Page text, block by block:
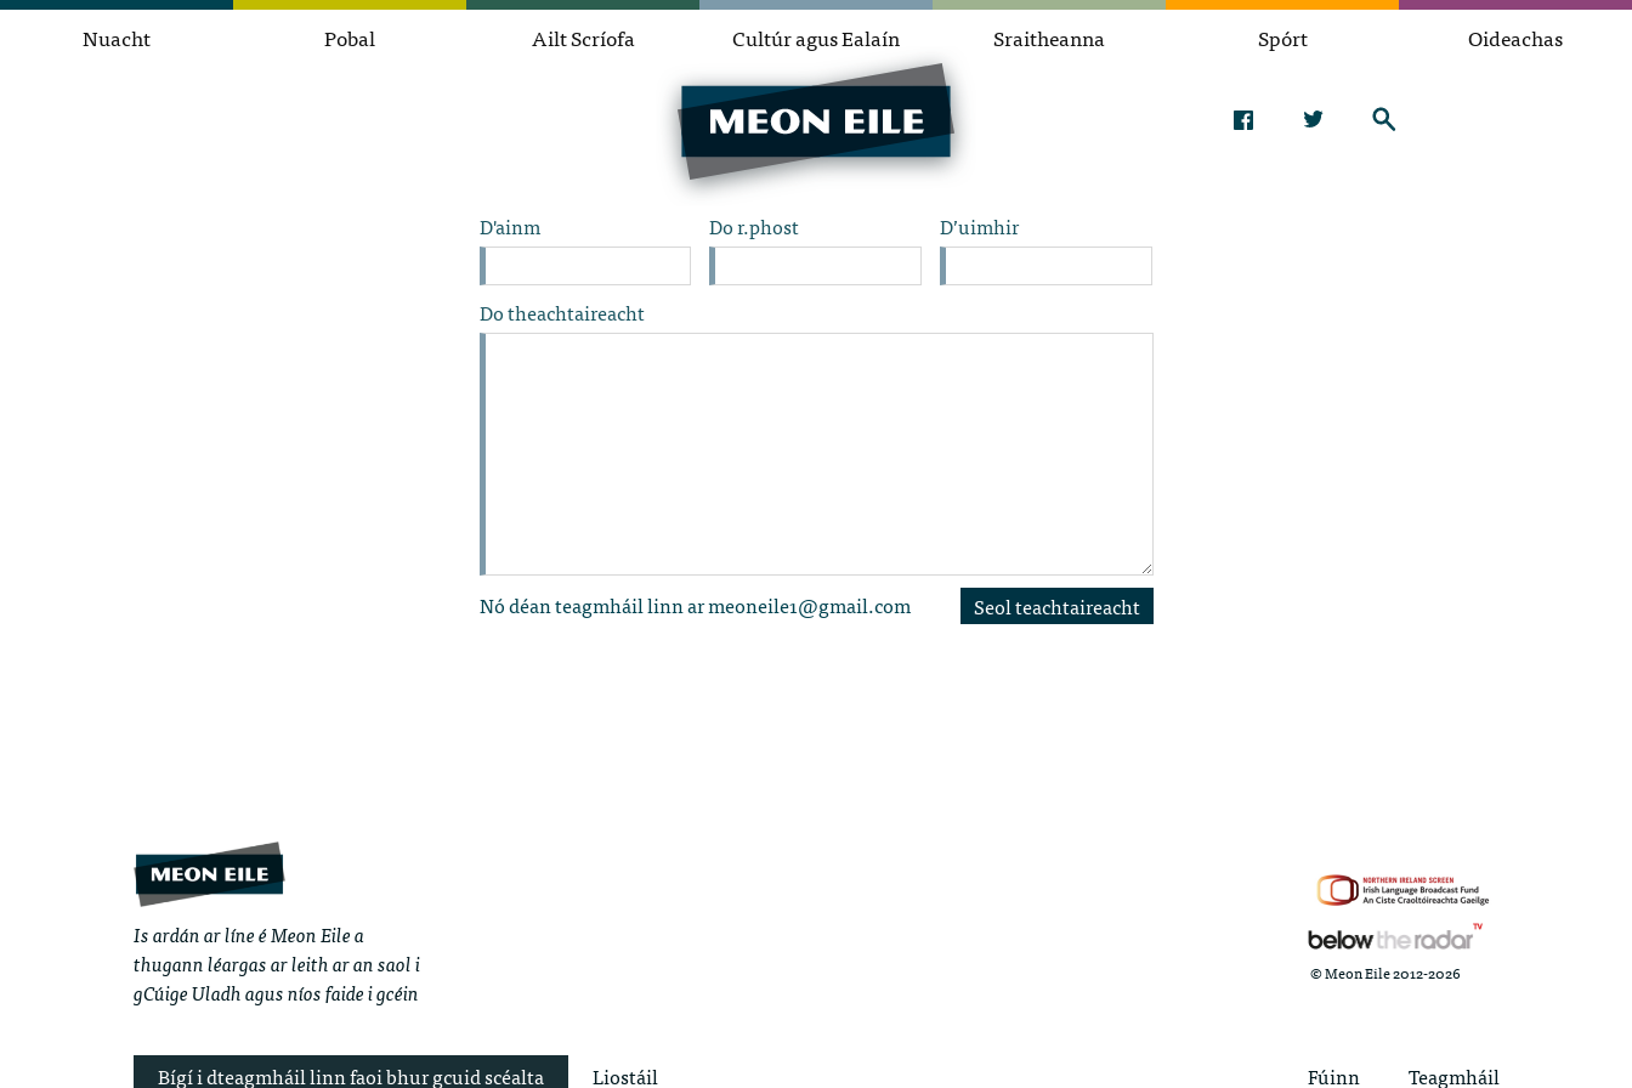
Nuacht Pobal Ailt Scríofa Cultúr agus Ealaín Sraitheanna Spórt Oideachas
D'ainm Do r.phost D’uimhir
Do theachtaireacht
Seol teachtaireacht
Nó déan teagmháil linn armeoneile1@gmail.com
Is ardán ar líne é Meon Eile a
thugann léargas ar leith ar an saol i
gCúige Uladh agus níos faide i gcéin
© Meon Eile 2012-2026
Fúinn Teagmháil
Bígí i dteagmháil linn faoi bhur gcuid scéalta Liostáil